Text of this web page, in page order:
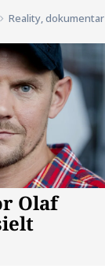
Reality,